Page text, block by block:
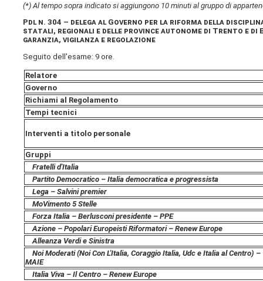
(*) Al tempo sopra indicato si aggiungono 10 minuti al gruppo di
Pdl n. 304 – delega al Governo per la riforma della
statali, regionali e delle province autonome di Trento e
garanzia, vigilanza e regolazione
Seguito dell'esame: 9 ore.
Relatore
Governo
Richiami al Regolamento
Tempi tecnici
Interventi a titolo personale
Gruppi
Fratelli d'Italia
Partito Democratico – Italia democratica e progressista
Lega – Salvini premier
MoVimento 5 Stelle
Forza Italia – Berlusconi presidente – PPE
Azione – Popolari Europeisti Riformatori – Renew Europe
Alleanza Verdi e Sinistra
Noi Moderati (Noi Con L'Italia, Coraggio Italia, Udc e Italia al Centro) –
MAIE
Italia Viva – Il Centro – Renew Europe